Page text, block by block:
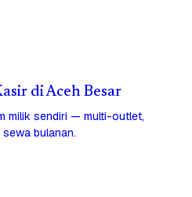
di Aceh Besar
milik sendiri — multi-outlet,
bulanan.